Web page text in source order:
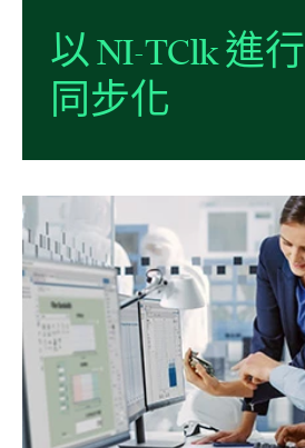
以 NI-TClk 進行
同步化